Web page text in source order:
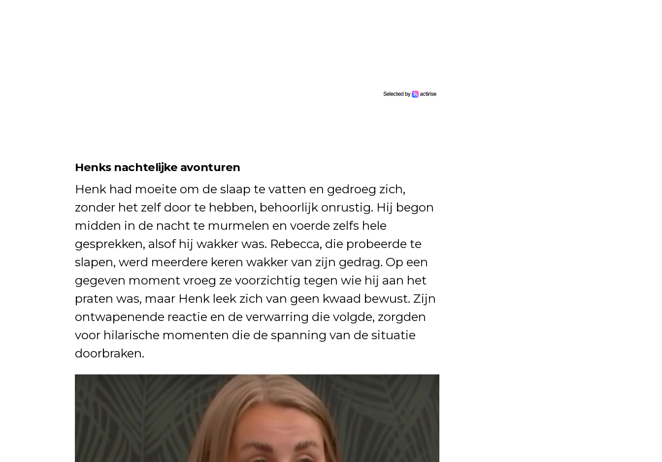
Henks nachtelijke avonturen
Henk had moeite om de slaap te vatten en gedroeg zich,
zonder het zelf door te hebben, behoorlijk onrustig. Hij begon
midden in de nacht te murmelen en voerde zelfs hele
gesprekken, alsof hij wakker was. Rebecca, die probeerde te
slapen, werd meerdere keren wakker van zijn gedrag. Op een
gegeven moment vroeg ze voorzichtig tegen wie hij aan het
praten was, maar Henk leek zich van geen kwaad bewust. Zijn
ontwapenende reactie en de verwarring die volgde, zorgden
voor hilarische momenten die de spanning van de situatie
doorbraken.